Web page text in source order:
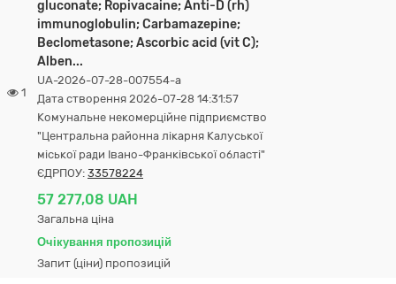
1
gluconate; Ropivacaine; Anti-D (rh)
immunoglobulin; Carbamazepine;
Beclometasone; Ascorbic acid (vit C);
Alben...
UA-2026-07-28-007554-a
Дата створення 2026-07-28 14:31:57
Комунальне некомерційне підприємство
"Центральна районна лікарня Калуської
міської ради Івано-Франківської області"
ЄДРПОУ: 33578224
57 277,08 UAH
Загальна ціна
Очікування пропозицій
Запит (ціни) пропозицій